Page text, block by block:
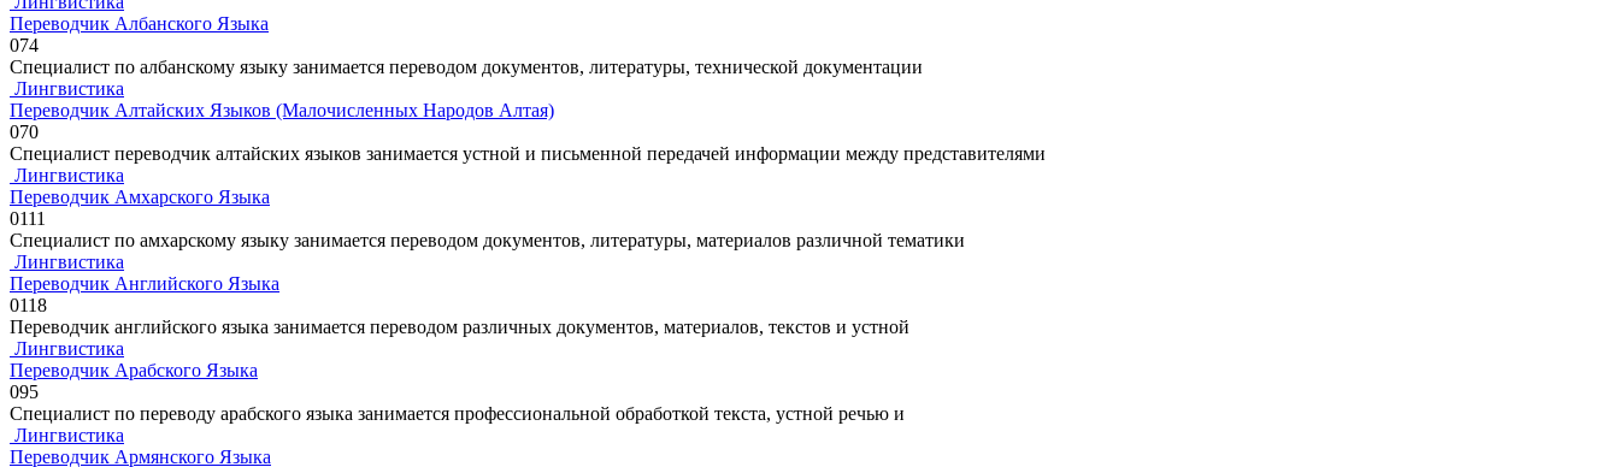
Переводчик Албанского Языка
074
Специалист по албанскому языку занимается переводом документов, литературы, технической документации
Лингвистика
Переводчик Алтайских Языков (Малочисленных Народов Алтая)
070
Специалист переводчик алтайских языков занимается устной и письменной передачей информации между представителями
Лингвистика
Переводчик Амхарского Языка
0111
Специалист по амхарскому языку занимается переводом документов, литературы, материалов различной тематики
Лингвистика
Переводчик Английского Языка
0118
Переводчик английского языка занимается переводом различных документов, материалов, текстов и устной
Лингвистика
Переводчик Арабского Языка
095
Специалист по переводу арабского языка занимается профессиональной обработкой текста, устной речью и
Лингвистика
Переводчик Армянского Языка